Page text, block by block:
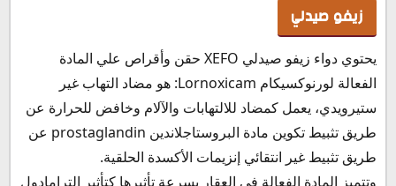
زيفو صيدلي
يحتوي دواء زيفو صيدلي XEFO حقن وأقراص علي المادة
الفعالة لورنوكسيكام Lornoxicam: هو مضاد التهاب غير
ستيرويدي، يعمل كمضاد للالتهابات والآلام وخافض للحرارة عن
طريق تثبيط تكوين مادة البروستاجلاندين prostaglandin عن
طريق تثبيط غير انتقائي إنزيمات الأكسدة الحلقية.
وتتميز المادة الفعالة في العقار بسرعة تأثيرها كتأثير الترامادول